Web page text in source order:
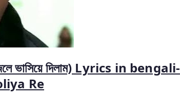
দিলাম) Lyrics in bengali-
Re